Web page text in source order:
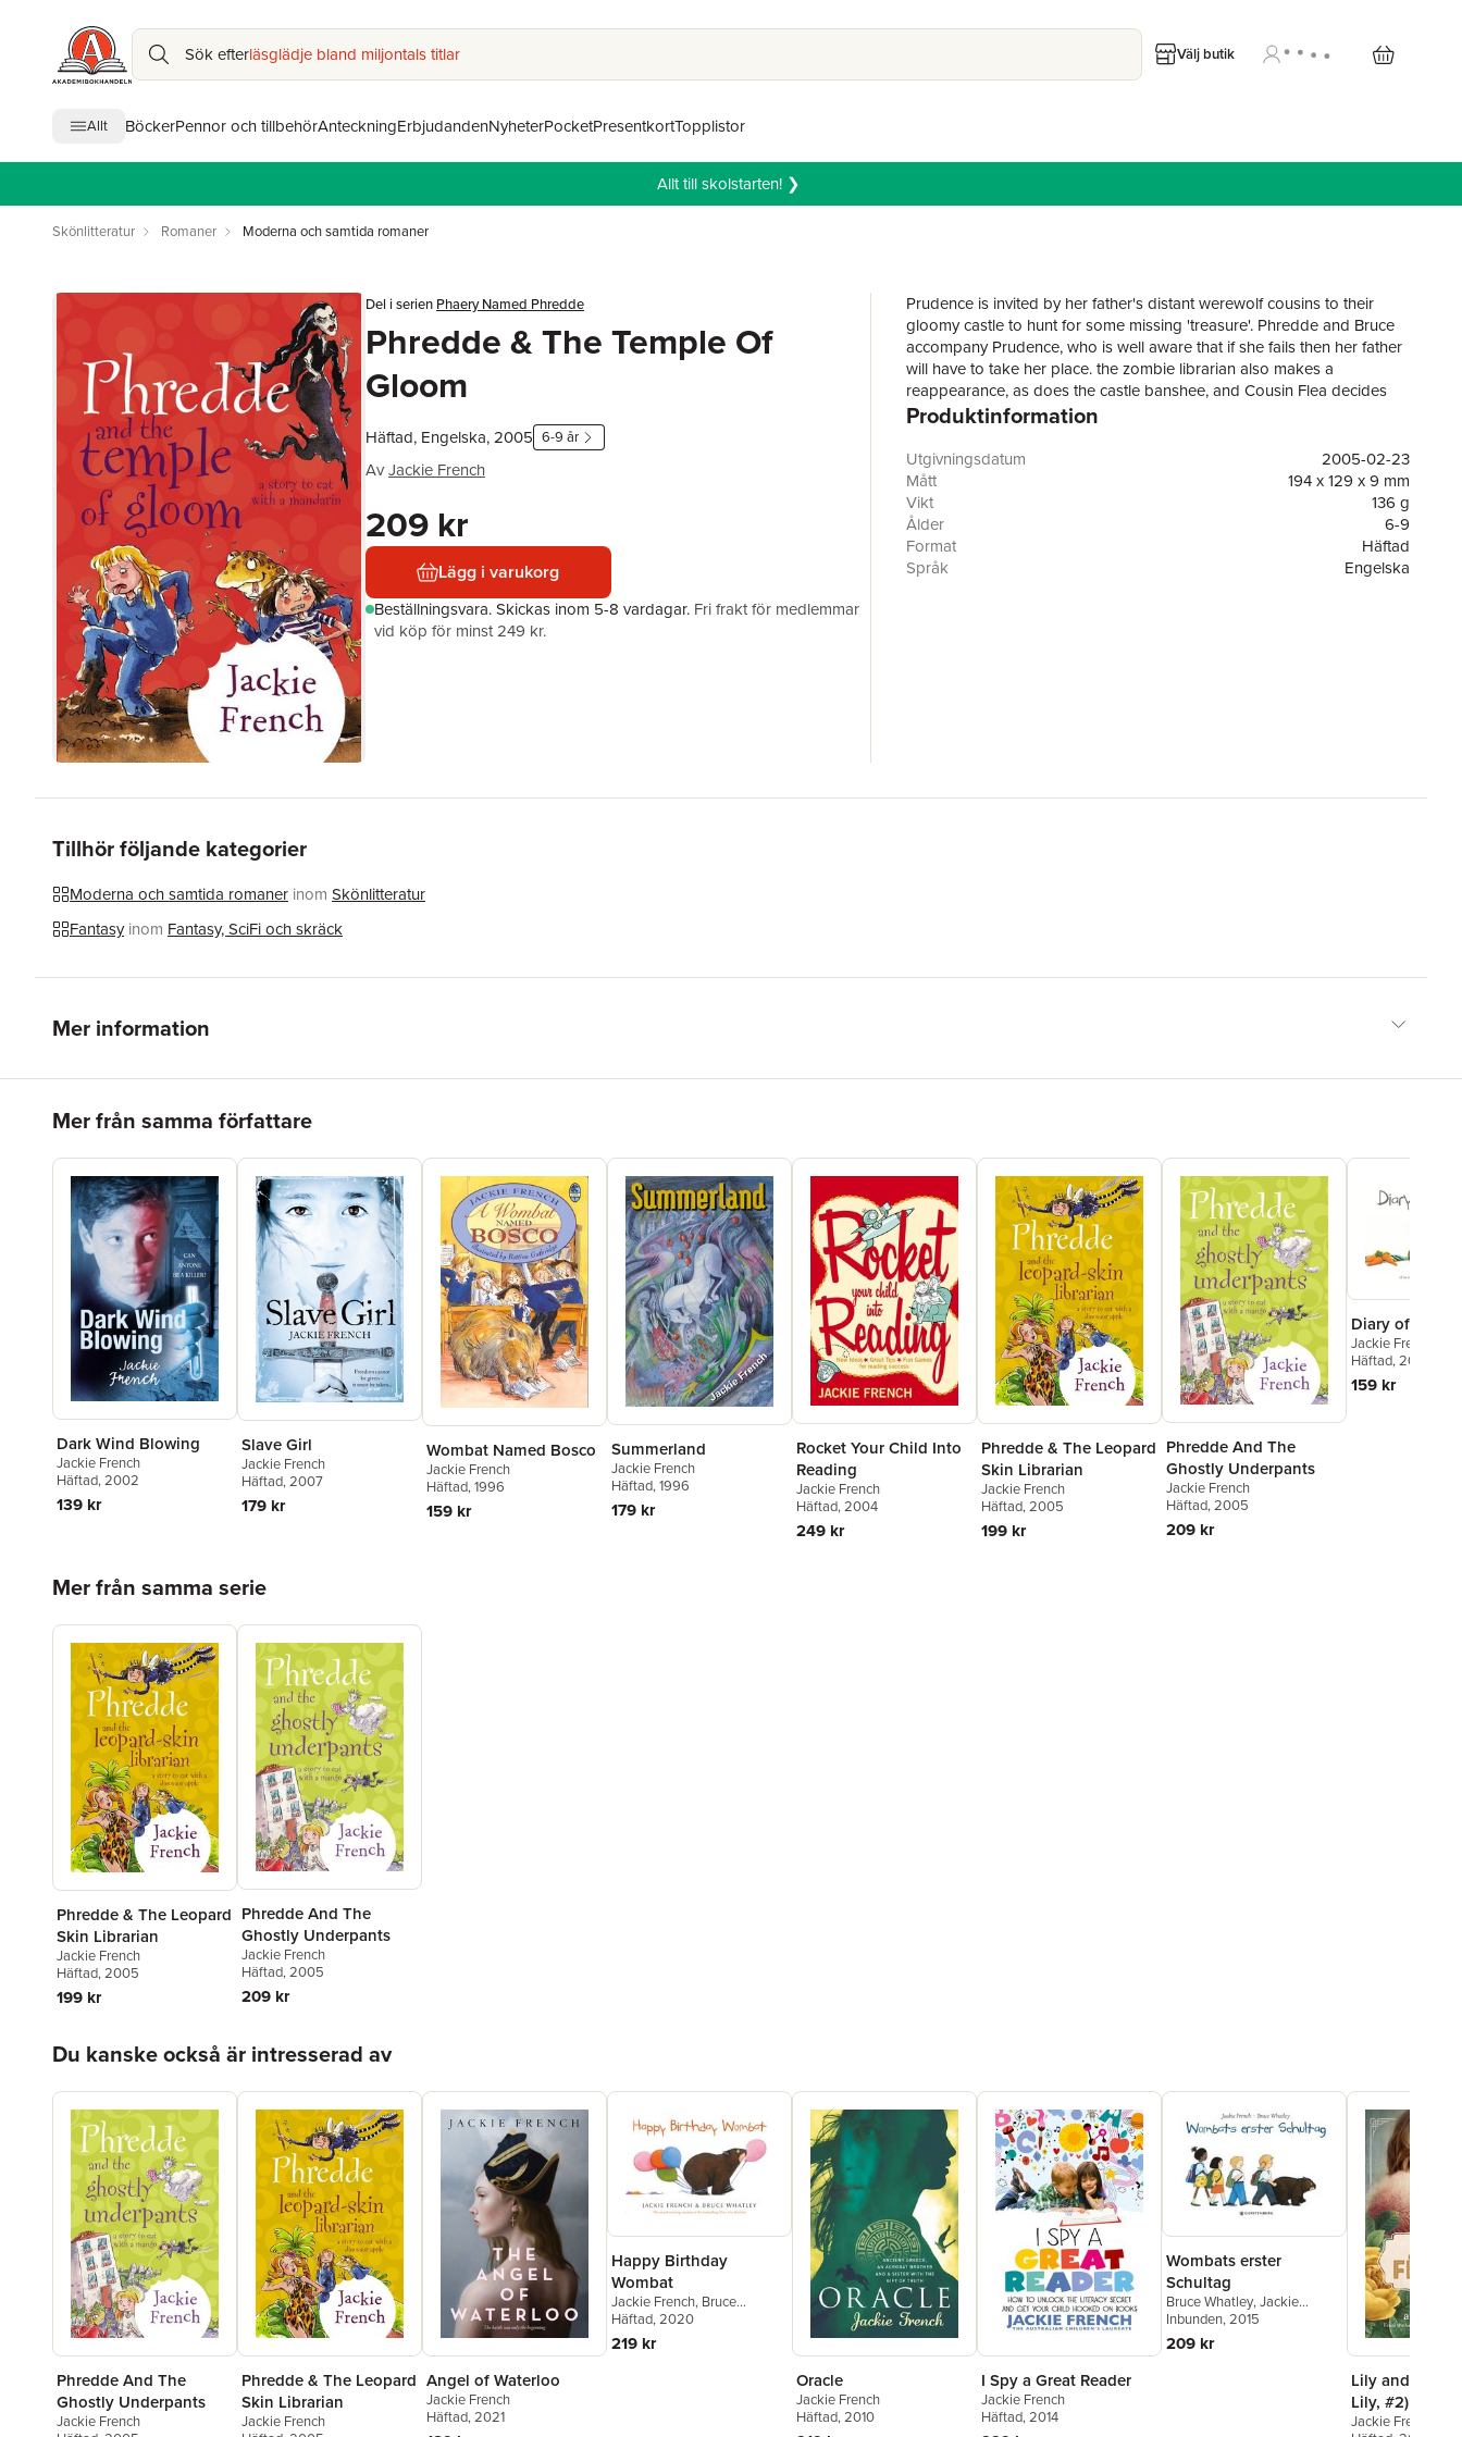
Sök efterläsglädje bland miljontals titlar Välj butik
Allt BöckerPennor och tillbehörAnteckningErbjudandenNyheterPocketPresentkortTopplistor
Allt till skolstarten! ❯
Skönlitteratur Romaner Moderna och samtida romaner
Del i serien Phaery Named Phredde
Phredde & The Temple Of
Gloom
Häftad, Engelska, 2005 6-9 år
AvJackie French
209 kr
Lägg i varukorg
Beställningsvara.Skickas inom 5-8 vardagar. Fri frakt för medlemmar
vid köp för minst 249 kr.
Prudence is invited by her father's distant werewolf cousins to their
gloomy castle to hunt for some missing 'treasure'. Phredde and Bruce
accompany Prudence, who is well aware that if she fails then her father
will have to take her place. the zombie librarian also makes a
reappearance, as does the castle banshee, and Cousin Flea decides
that he wants to be a lighting and sound technician and turns what was
Ages 7-12
Produktinformation
Utgivningsdatum
2005-02-23
Mått
194 x 129 x 9 mm
Vikt
136 g
Ålder
6-9
Format
Häftad
Språk
Engelska
Tillhör följande kategorier
Moderna och samtida romaner inom Skönlitteratur
Fantasy inom Fantasy, SciFi och skräck
Mer information
Mer från samma författare
Dark Wind Blowing
Jackie French
Häftad, 2002
139 kr
Slave Girl
Jackie French
Häftad, 2007
179 kr
Wombat Named Bosco
Jackie French
Häftad, 1996
159 kr
Summerland
Jackie French
Häftad, 1996
179 kr
Rocket Your Child Into
Reading
Jackie French
Häftad, 2004
249 kr
Phredde & The Leopard
Skin Librarian
Jackie French
Häftad, 2005
199 kr
Phredde And The
Ghostly Underpants
Jackie French
Häftad, 2005
209 kr
Diary of a
Jackie French
Häftad, 2009
159 kr
Mer från samma serie
Phredde & The Leopard
Skin Librarian
Jackie French
Häftad, 2005
199 kr
Phredde And The
Ghostly Underpants
Jackie French
Häftad, 2005
209 kr
Du kanske också är intresserad av
Phredde And The
Ghostly Underpants
Jackie French
Phredde & The Leopard
Skin Librarian
Jackie French
Angel of Waterloo
Jackie French
Häftad, 2021
Happy Birthday
Wombat
Jackie French, Bruce
Whatley
Häftad, 2020
219 kr
Oracle
Jackie French
Häftad, 2010
I Spy a Great Reader
Jackie French
Häftad, 2014
Wombats erster
Schultag
Bruce Whatley,Jackie
French
Inbunden, 2015
209 kr
Lily and the
Lily, #2)
Jackie French